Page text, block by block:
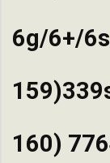
6g/6+/
160)